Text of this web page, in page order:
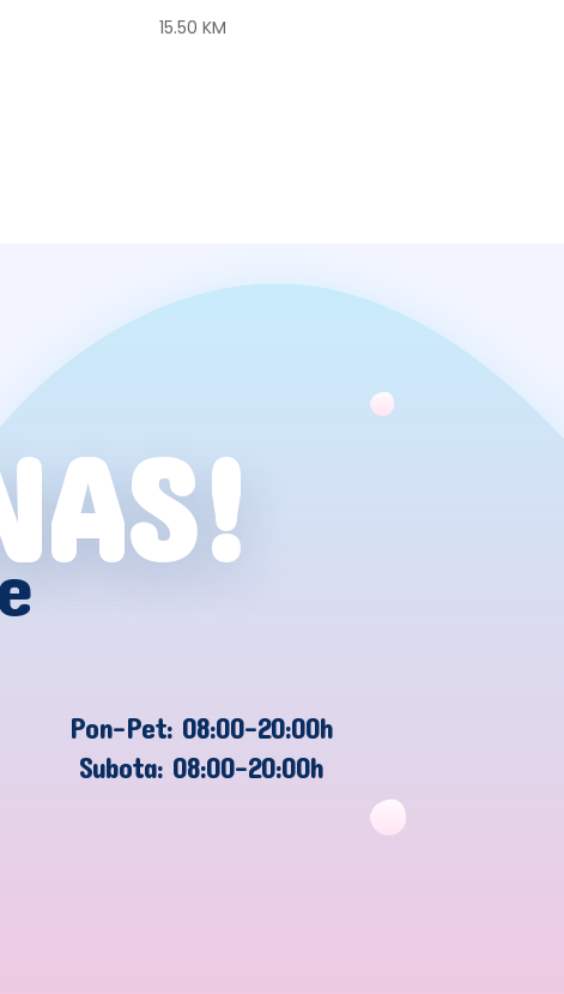
15.50KM
Pon-Pet: 08:00-20:00h
Subota: 08:00-20:00h